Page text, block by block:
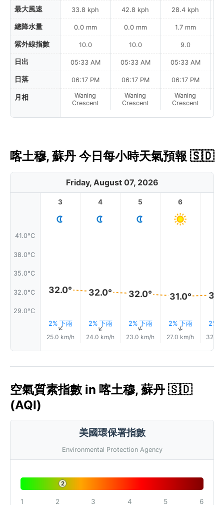
最大風速
總降水量
紫外線指數
日出
日落
月相
33.8 kph
0.0 mm
10.0
05:33 AM
06:17 PM
Waning
Crescent
42.8 kph
0.0 mm
10.0
05:33 AM
06:17 PM
Waning
Crescent
28.4 kph
1.7 mm
9.0
05:33 AM
06:17 PM
Waning
Crescent
喀土穆, 蘇丹 今日每小時天氣預報 🇸🇩
Friday, August 07, 2026
41.0°C
38.0°C
35.0°C
32.0°C
29.0°C
3
32.0°
2% 下雨
↑
25.0 km/h
4
32.0°
2% 下雨
↑
24.0 km/h
5
32.0°
2% 下雨
↑
23.0 km/h
6
31.0°
2% 下雨
↑
27.0 km/h
2%
32.0
空氣質素指數 in 喀土穆, 蘇丹 🇸🇩
(AQI)
美國環保署指數
Environmental Protection Agency
2
1 2 3 4 5 6